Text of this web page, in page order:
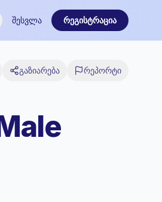
შესვლა რეგისტრაცია
გაზიარება რეპორტი